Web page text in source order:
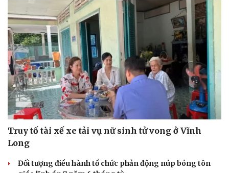
Truy tố tài xế xe tải vụ nữ sinh tử vong ở Vĩnh
Long
Đối tượng điều hành tổ chức phản động núp bóng tôn